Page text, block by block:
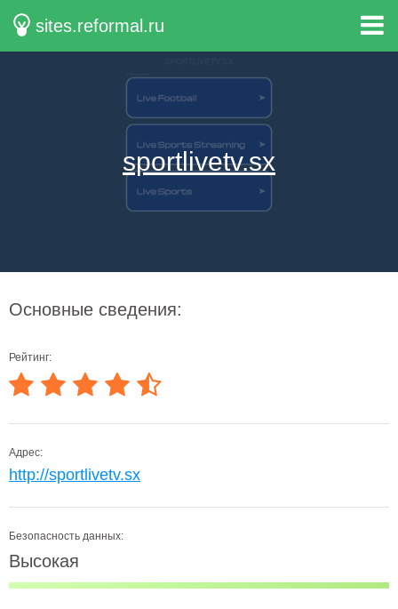
sites.reformal.ru
sportlivetv.sx
Основные сведения:
Рейтинг:
Адрес:
http://sportlivetv.sx
Безопасность данных:
Высокая